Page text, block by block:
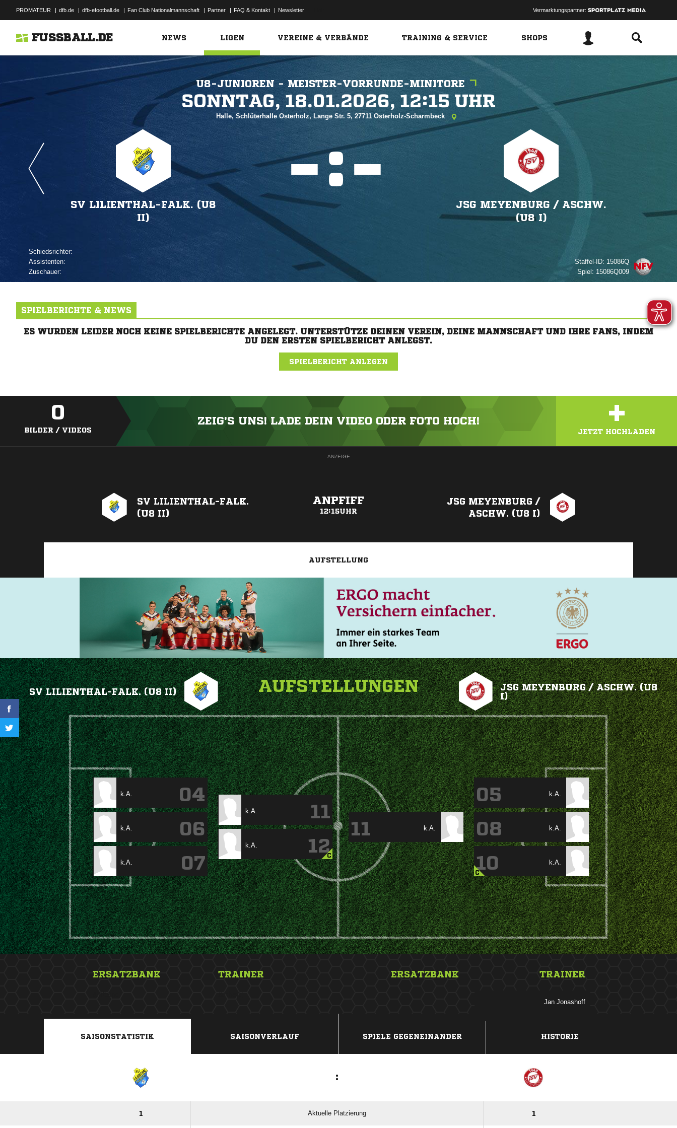
PROMATEUR | dfb.de | dfb-efootball.de | Fan Club Nationalmannschaft | Partner | FAQ & Kontakt | Newsletter Vermarktungspartner:
FUSSBALL.DE NEWS LIGEN VEREINE & VERBÄNDE TRAINING & SERVICE SHOPS
U8-JUNIOREN - MEISTER-VORRUNDE-MINITORE
   
Halle, Schlüterhalle Osterholz, Lange Str. 5, 27711 Osterholz-Scharmbeck
SV LILIENTHAL-FALK. (U8
II)
:
JSG MEYENBURG /​ ASCHW.
(U8 I)
Schiedsrichter:
Assistenten:
Zuschauer:
Staffel-ID: 15086Q
Spiel: 15086Q009
SPIELBERICHTE & NEWS
ES WURDEN LEIDER NOCH KEINE SPIELBERICHTE ANGELEGT. UNTERSTÜTZE DEINEN VEREIN, DEINE MANNSCHAFT UND IHRE FANS, INDEM
DU DEN ERSTEN SPIELBERICHT ANLEGST.
SPIELBERICHT ANLEGEN
0
BILDER / VIDEOS
ZEIG'S UNS! LADE DEIN VIDEO ODER FOTO HOCH! +
JETZT HOCHLADEN
ANZEIGE
SV LILIENTHAL-FALK.
(U8 II)
ANPFIFF
12:15UHR
JSG MEYENBURG /
ASCHW. (U8 I)
AUFSTELLUNG
SV LILIENTHAL-FALK. (U8 II) AUFSTELLUNGEN
JSG MEYENBURG / ASCHW. (U8
I)
k.A. 04
k.A. 06
k.A. 07
k.A. 11
k.A. 12
C
k.A.
11
k.A.
05
k.A.
08
k.A.
10
C
ERSATZBANK ERSATZBANK
TRAINER TRAINER
 
SAISONSTATISTIK SAISONVERLAUF SPIELE GEGENEINANDER HISTORIE
:
1 Aktuelle Platzierung 1